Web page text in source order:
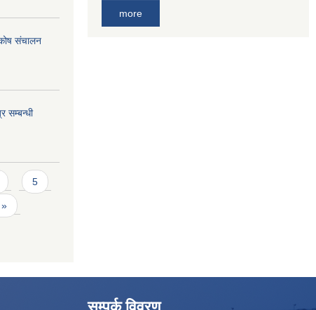
कोष संचालन
सम्बन्धी
5
more